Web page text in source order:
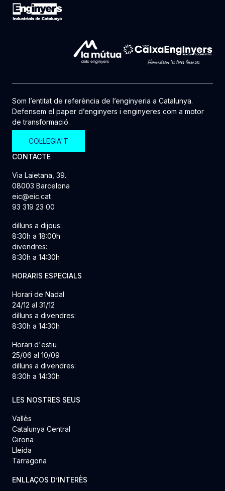
Som l’entitat de referència de l’enginyeria a Catalunya.
Defensem el paper d’enginyers i enginyeres com a motor
de transformació.
COL·LEGIA'T
CONTACTE
Via Laietana, 39.
08003 Barcelona
eic@eic.cat
93 319 23 00
dilluns a dijous:
8:30h a 18:00h
divendres:
8:30h a 14:30h
HORARIS ESPECIALS
Horari de Nadal
24/12 al 31/12
dilluns a divendres:
8:30h a 14:30h
Horari d'estiu
25/06 al 10/09
dilluns a divendres:
8:30h a 14:30h
LES NOSTRES SEUS
Vallès
Catalunya Central
Girona
Lleida
Tarragona
ENLLAÇOS D’INTERÈS